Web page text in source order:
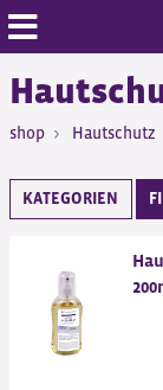
shop Hautschutz
KATEGORIEN